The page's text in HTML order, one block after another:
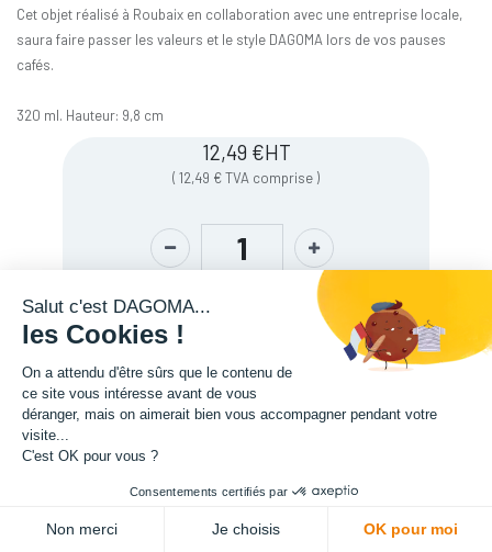
Cet objet réalisé à Roubaix en collaboration avec une entreprise locale,
saura faire passer les valeurs et le style DAGOMA lors de vos pauses
cafés.
320 ml. Hauteur: 9,8 cm
12,49 €HT
( 12,49 €TVA comprise )
Description
Salut c'est DAGOMA...
les Cookies !
On a attendu d'être sûrs que le contenu de
ce site vous intéresse avant de vous
déranger, mais on aimerait bien vous accompagner pendant votre
visite...
C'est OK pour vous ?
Consentements certifiés par
Non merci Je choisis OK pour moi